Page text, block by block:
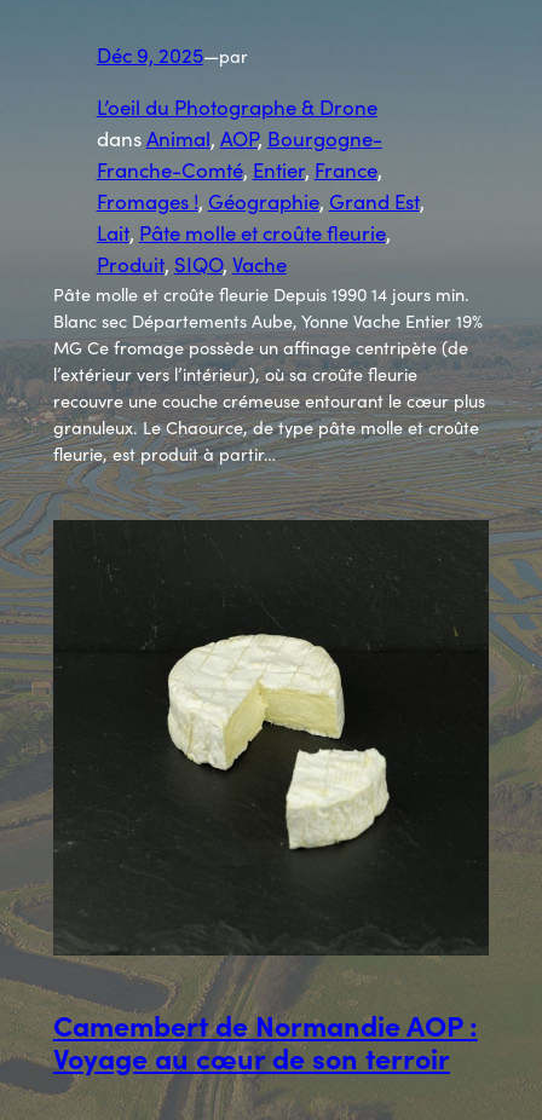
Déc 9, 2025—par
L’oeil du Photographe & Drone
dansAnimal, AOP, Bourgogne-
Franche-Comté, Entier, France
Fromages !, Géographie, Grand Est
Lait, Pâte molle et croûte fleurie
Produit, SIQO, Vache
Pâte molle et croûte fleurie Depuis 1990 14 jours min.
Blanc sec Départements Aube, Yonne Vache Entier 19%
MG Ce fromage possède un affinage centripète (de
l’extérieur vers l’intérieur), où sa croûte fleurie
recouvre une couche crémeuse entourant le cœur plus
granuleux. Le Chaource, de type pâte molle et croûte
fleurie, est produit à partir…
Camembert de Normandie AOP :
Voyage au cœur de son terroir